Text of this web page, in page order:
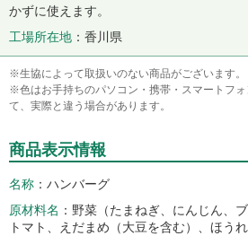
かずに使えます。
工場所在地
香川県
※生協によって取扱いのない商品がございます。
※色はお手持ちのパソコン・携帯・スマートフ
て、実際と違う場合があります。
商品表示情報
名称
ハンバーグ
原材料名
野菜（たまねぎ、にんじん、
トマト、えだまめ（大豆を含む）、ほう